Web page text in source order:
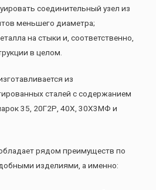
соединительный узел из
меньшего диаметра;
на стыки и, соответственно,
в целом.
из
сталей с содержанием
35, 20Г2Р, 40Х, 30Х3МФ и
рядом преимуществ по
изделиями, а именно: